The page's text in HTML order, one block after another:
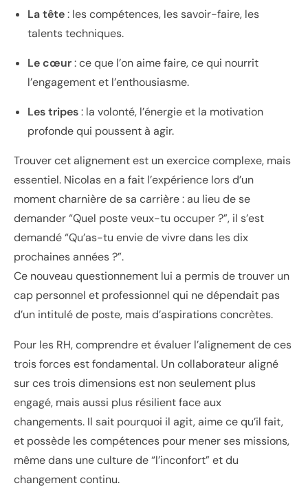
La tête: les compétences, les savoir-faire, les
talents techniques.
Le cœur: ce que l’on aime faire, ce qui nourrit
l’engagement et l’enthousiasme.
Les tripes: la volonté, l’énergie et la motivation
profonde qui poussent à agir.
Trouver cet alignement est un exercice complexe, mais
essentiel. Nicolas en a fait l’expérience lors d’un
moment charnière de sa carrière : au lieu de se
demander“Quel poste veux-tu occuper ?”, il s’est
demandé“Qu’as-tu envie de vivre dans les dix
prochaines années ?”.
Ce nouveau questionnement lui a permis de trouver un
cap personnel et professionnel qui ne dépendait pas
d’un intitulé de poste, mais d’aspirations concrètes.
Pour les RH, comprendre et évaluer l’alignement de ces
trois forces est fondamental. Un collaborateur aligné
sur ces trois dimensions est non seulement plus
engagé, mais aussi plus résilient face aux
changements. Il sait pourquoi il agit, aime ce qu’il fait,
et possède les compétences pour mener ses missions,
même dans une culture de “l’inconfort” et du
changement continu.